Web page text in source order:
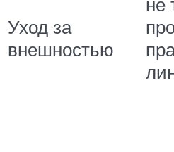
Уход за
внешностью